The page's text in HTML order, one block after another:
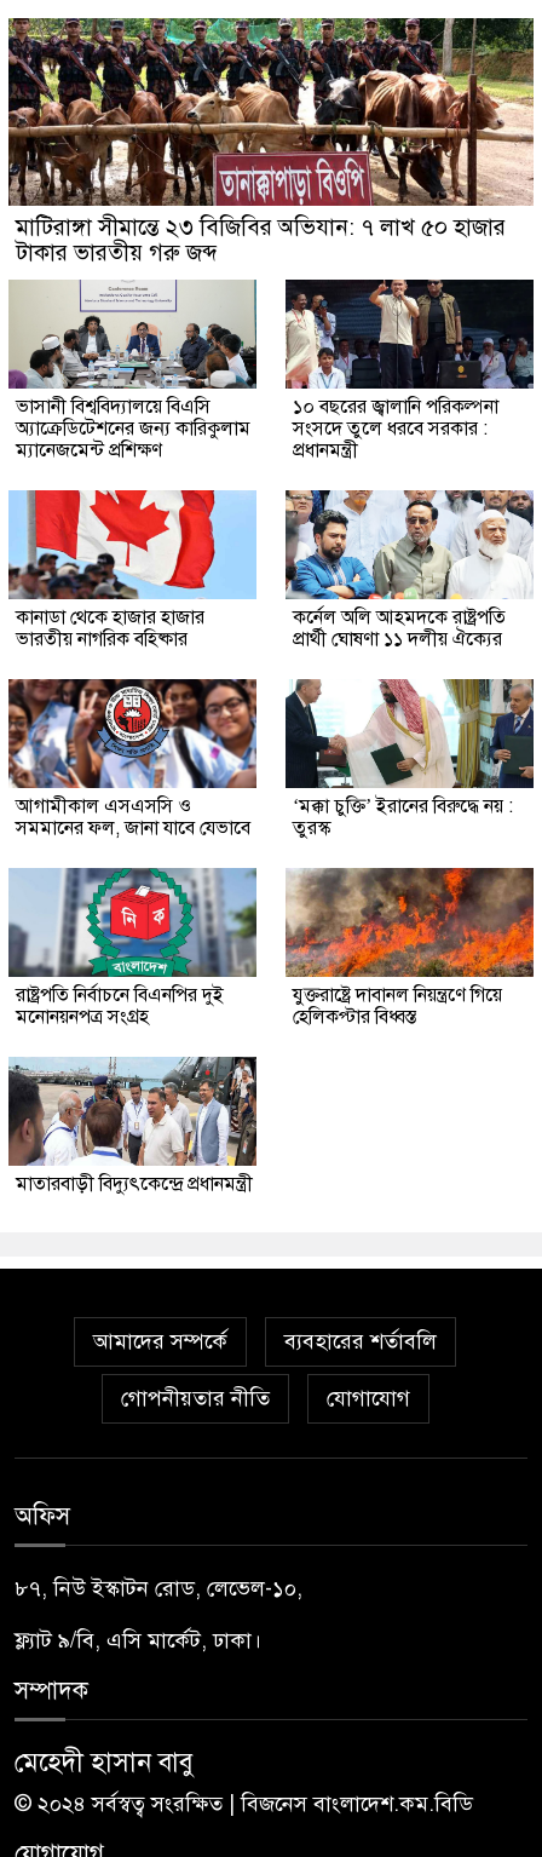
মাটিরাঙ্গা সীমান্তে ২৩ বিজিবির অভিযান: ৭ লাখ ৫০ হাজার
টাকার ভারতীয় গরু জব্দ
ভাসানী বিশ্ববিদ্যালয়ে বিএসি
অ্যাক্রেডিটেশনের জন্য কারিকুলাম
ম্যানেজমেন্ট প্রশিক্ষণ
১০ বছরের জ্বালানি পরিকল্পনা
সংসদে তুলে ধরবে সরকার :
প্রধানমন্ত্রী
কানাডা থেকে হাজার হাজার
ভারতীয় নাগরিক বহিষ্কার
কর্নেল অলি আহমদকে রাষ্ট্রপতি
প্রার্থী ঘোষণা ১১ দলীয় ঐক্যের
আগামীকাল এসএসসি ও
সমমানের ফল, জানা যাবে যেভাবে
‘মক্কা চুক্তি’ ইরানের বিরুদ্ধে নয় :
তুরস্ক
রাষ্ট্রপতি নির্বাচনে বিএনপির দুই
মনোনয়নপত্র সংগ্রহ
যুক্তরাষ্ট্রে দাবানল নিয়ন্ত্রণে গিয়ে
হেলিকপ্টার বিধ্বস্ত
মাতারবাড়ী বিদ্যুৎকেন্দ্রে প্রধানমন্ত্রী
আমাদের সম্পর্কে ব্যবহারের শর্তাবলি
গোপনীয়তার নীতি যোগাযোগ
অফিস
৮৭, নিউ ইস্কাটন রোড, লেভেল-১০,
ফ্ল্যাট ৯/বি, এসি মার্কেট, ঢাকা।
সম্পাদক
মেহেদী হাসান বাবু
© ২০২৪ সর্বস্বত্ব সংরক্ষিত | বিজনেস বাংলাদেশ.কম.বিডি